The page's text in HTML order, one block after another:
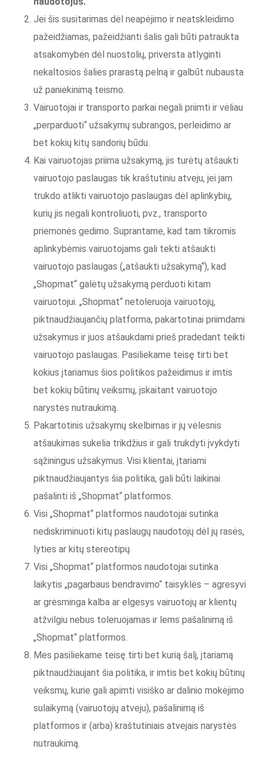
Jei šis susitarimas dėl neapėjimo ir neatskleidimo
pažeidžiamas, pažeidžianti šalis gali būti patraukta
atsakomybėn dėl nuostolių, priversta atlyginti
nekaltosios šalies prarastą pelną ir galbūt nubausta
už paniekinimą teismo.
Vairuotojai ir transporto parkai negali priimti ir vėliau
„perparduoti“ užsakymų subrangos, perleidimo ar
bet kokių kitų sandorių būdu.
Kai vairuotojas priima užsakymą, jis turėtų atšaukti
vairuotojo paslaugas tik kraštutiniu atveju, jei jam
trukdo atlikti vairuotojo paslaugas dėl aplinkybių,
kurių jis negali kontroliuoti, pvz., transporto
priemonės gedimo. Suprantame, kad tam tikromis
aplinkybėmis vairuotojams gali tekti atšaukti
vairuotojo paslaugas („atšaukti užsakymą“), kad
„Shopmat“ galėtų užsakymą perduoti kitam
vairuotojui. „Shopmat“ netoleruoja vairuotojų,
piktnaudžiaujančių platforma, pakartotinai priimdami
užsakymus ir juos atšaukdami prieš pradedant teikti
vairuotojo paslaugas. Pasiliekame teisę tirti bet
kokius įtariamus šios politikos pažeidimus ir imtis
bet kokių būtinų veiksmų, įskaitant vairuotojo
narystės nutraukimą.
Pakartotinis užsakymų skelbimas ir jų vėlesnis
atšaukimas sukelia trikdžius ir gali trukdyti įvykdyti
sąžiningus užsakymus. Visi klientai, įtariami
piktnaudžiaujantys šia politika, gali būti laikinai
pašalinti iš „Shopmat“ platformos.
Visi „Shopmat“ platformos naudotojai sutinka
nediskriminuoti kitų paslaugų naudotojų dėl jų rasės,
lyties ar kitų stereotipų.
Visi „Shopmat“ platformos naudotojai sutinka
laikytis „pagarbaus bendravimo“ taisyklės – agresyvi
ar grėsminga kalba ar elgesys vairuotojų ar klientų
atžvilgiu nebus toleruojamas ir lems pašalinimą iš
„Shopmat“ platformos.
Mes pasiliekame teisę tirti bet kurią šalį, įtariamą
piktnaudžiaujant šia politika, ir imtis bet kokių būtinų
veiksmų, kurie gali apimti visiško ar dalinio mokėjimo
sulaikymą (vairuotojų atveju), pašalinimą iš
platformos ir (arba) kraštutiniais atvejais narystės
nutraukimą.